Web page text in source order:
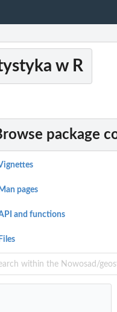
w R
package
Man pages
and functions
Files